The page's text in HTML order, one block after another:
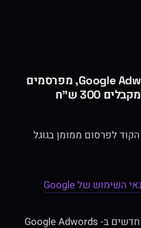
פותחים חשבון ב- Google Adwords, מפרסמים
את העסק ב-100 ש"ח ומקבלים 300 ש"ח
לפרסום ממומן בגוגל
תנאי השימוש של Google
** הקופון ניתן רק ללקוחות חדשים ב- Google Adwords